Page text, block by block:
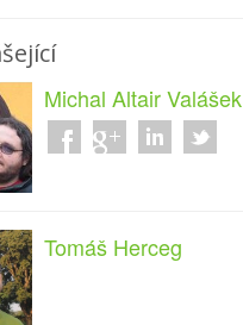
Michal Altair Valášek
Tomáš Herceg